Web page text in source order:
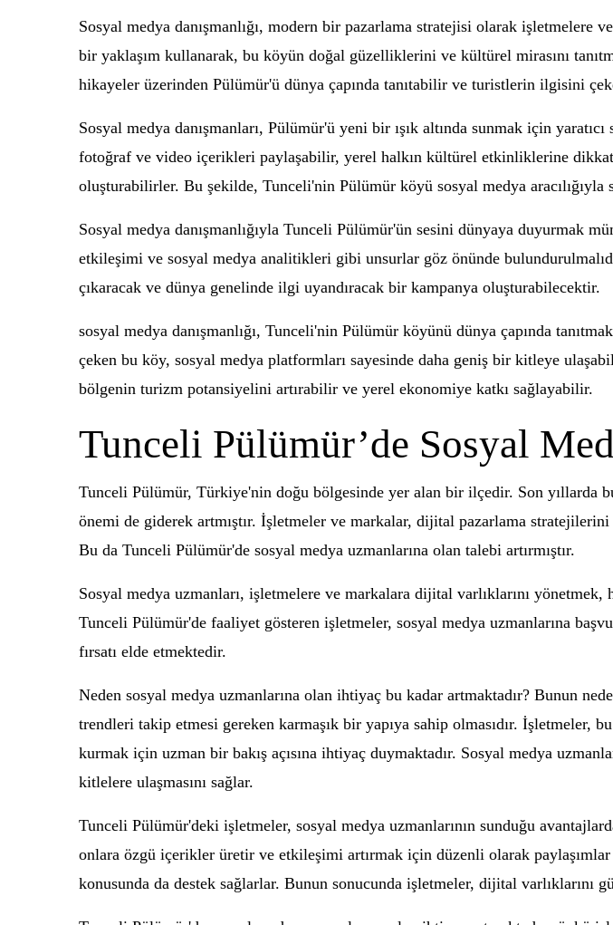
Sosyal medya danışmanlığı, modern bir pazarlama stratejisi olarak
bir yaklaşım kullanarak, bu köyün doğal güzelliklerini ve kültürel mirasını
hikayeler üzerinden Pülümür'ü dünya çapında tanıtabilir ve turistlerin ilgisini
Sosyal medya danışmanları, Pülümür'ü yeni bir ışık altında sunmak için
fotoğraf ve video içerikleri paylaşabilir, yerel halkın kültürel etkinliklerine
oluşturabilirler. Bu şekilde, Tunceli'nin Pülümür köyü sosyal medya
Sosyal medya danışmanlığıyla Tunceli Pülümür'ün sesini dünyaya duyurmak
etkileşimi ve sosyal medya analitikleri gibi unsurlar göz önünde
çıkaracak ve dünya genelinde ilgi uyandıracak bir kampanya oluşturabilecektir.
sosyal medya danışmanlığı, Tunceli'nin Pülümür köyünü dünya çapında
çeken bu köy, sosyal medya platformları sayesinde daha geniş bir kitleye
bölgenin turizm potansiyelini artırabilir ve yerel ekonomiye katkı sağlayabilir.
Tunceli Pülümür’de Sosyal
Tunceli Pülümür, Türkiye'nin doğu bölgesinde yer alan bir ilçedir. Son yıllarda
önemi de giderek artmıştır. İşletmeler ve markalar, dijital pazarlama
Bu da Tunceli Pülümür'de sosyal medya uzmanlarına olan talebi artırmıştır.
Sosyal medya uzmanları, işletmelere ve markalara dijital varlıklarını
Tunceli Pülümür'de faaliyet gösteren işletmeler, sosyal medya uzmanlarına
fırsatı elde etmektedir.
Neden sosyal medya uzmanlarına olan ihtiyaç bu kadar artmaktadır? Bunun
trendleri takip etmesi gereken karmaşık bir yapıya sahip olmasıdır.
kurmak için uzman bir bakış açısına ihtiyaç duymaktadır. Sosyal medya
kitlelere ulaşmasını sağlar.
Tunceli Pülümür'deki işletmeler, sosyal medya uzmanlarının sunduğu
onlara özgü içerikler üretir ve etkileşimi artırmak için düzenli olarak
konusunda da destek sağlarlar. Bunun sonucunda işletmeler, dijital varlıklarını